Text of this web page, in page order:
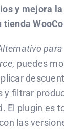
y mejora
tienda
para
, puedes
y filtrar
El plugin es
las